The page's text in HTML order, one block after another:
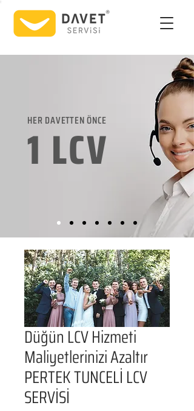
HER DAVETTEN ÖNCE
1 LCV
Düğün LCV Hizmeti
Maliyetlerinizi Azaltır
PERTEK TUNCELİ LCV
SERVİSİ